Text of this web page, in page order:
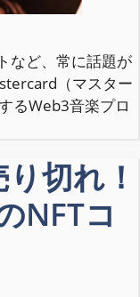
など、常に話題が
（マスター
るWeb3音楽プロ
切れ！
NFTコ